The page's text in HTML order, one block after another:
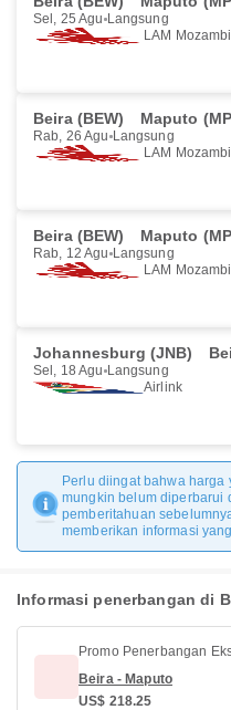
Sel, 25 Agu Langsung
LAM
Beira (BEW) Maputo
Rab, 26 Agu Langsung
LAM
Beira (BEW) Maputo
Rab, 12 Agu Langsung
LAM
Johannesburg (JNB)
Sel, 18 Agu Langsung
Airlink
Perlu diingat bahwa harga
mungkin belum diperbarui
pemberitahuan
memberikan informasi
Informasi penerbangan di
Promo Penerbangan
Beira - Maputo
US$ 218.25